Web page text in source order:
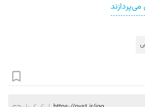
می‌پردازند